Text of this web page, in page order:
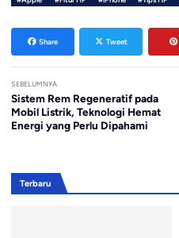
Share Tweet
SEBELUMNYA
Sistem Rem Regeneratif pada
Mobil Listrik, Teknologi Hemat
Energi yang Perlu Dipahami
Terbaru